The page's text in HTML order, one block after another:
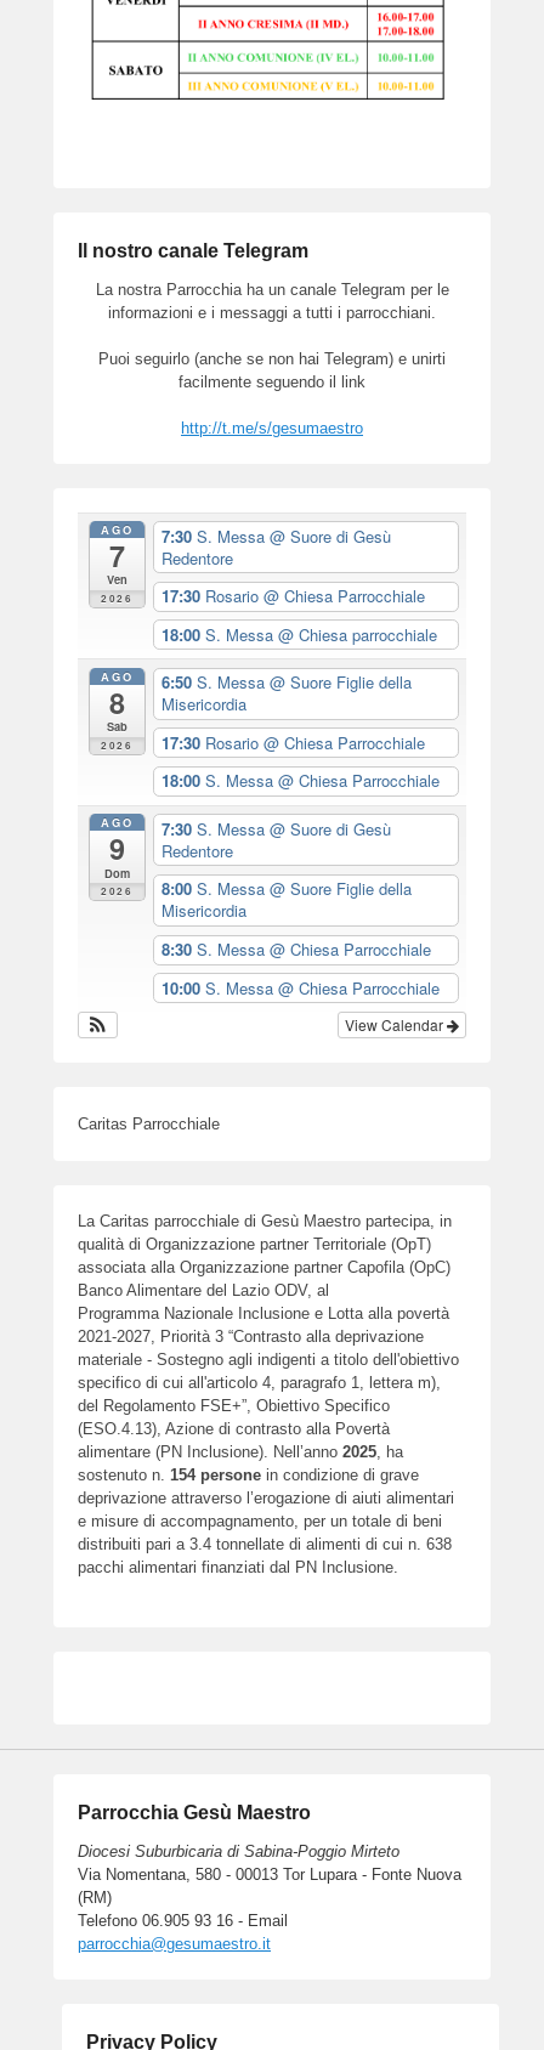
Il nostro canale Telegram
La nostra Parrocchia ha un canale Telegram per le
informazioni e i messaggi a tutti i parrocchiani.
Puoi seguirlo (anche se non hai Telegram) e unirti
facilmente seguendo il link
http://t.me/s/gesumaestro
AGO
7
Ven
2026
7:30 S. Messa @ Suore di Gesù
Redentore
17:30 Rosario @ Chiesa Parrocchiale
18:00 S. Messa @ Chiesa parrocchiale
AGO
8
Sab
2026
6:50 S. Messa @ Suore Figlie della
Misericordia
17:30 Rosario @ Chiesa Parrocchiale
18:00 S. Messa @ Chiesa Parrocchiale
AGO
9
Dom
2026
7:30 S. Messa @ Suore di Gesù
Redentore
8:00 S. Messa @ Suore Figlie della
Misericordia
8:30 S. Messa @ Chiesa Parrocchiale
10:00 S. Messa @ Chiesa Parrocchiale
View Calendar
Caritas Parrocchiale
La Caritas parrocchiale di Gesù Maestro partecipa, in
qualità di Organizzazione partner Territoriale (OpT)
associata alla Organizzazione partner Capofila (OpC)
Banco Alimentare del Lazio ODV, al
Programma Nazionale Inclusione e Lotta alla povertà
2021-2027, Priorità 3 “Contrasto alla deprivazione
materiale - Sostegno agli indigenti a titolo dell'obiettivo
specifico di cui all'articolo 4, paragrafo 1, lettera m),
del Regolamento FSE+”, Obiettivo Specifico
(ESO.4.13), Azione di contrasto alla Povertà
alimentare (PN Inclusione). Nell’anno 2025 , ha
sostenuto n. 154 persone in condizione di grave
deprivazione attraverso l’erogazione di aiuti alimentari
e misure di accompagnamento, per un totale di beni
distribuiti pari a 3.4 tonnellate di alimenti di cui n. 638
pacchi alimentari finanziati dal PN Inclusione.
Parrocchia Gesù Maestro
Diocesi Suburbicaria di Sabina-Poggio Mirteto
Via Nomentana, 580 - 00013 Tor Lupara - Fonte Nuova
(RM)
Telefono 06.905 93 16 - Email
parrocchia@gesumaestro.it
Privacy Policy